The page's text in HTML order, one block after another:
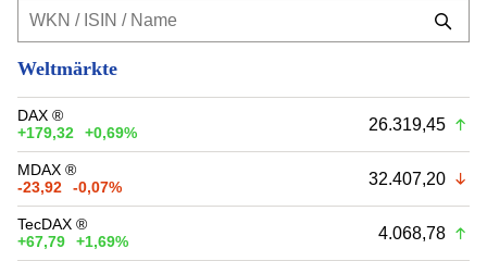
Weltmärkte
DAX ®
+179,32
+0,69% 26.319,45
MDAX ®
-23,92
-0,07% 32.407,20
TecDAX ®
+67,79
+1,69% 4.068,78